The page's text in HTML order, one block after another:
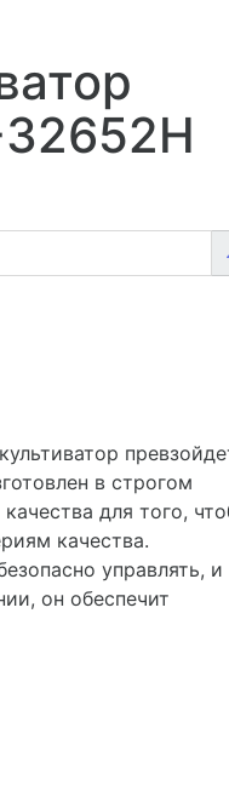
в строгом
для того,
качества.
управлять,
он обеспечит